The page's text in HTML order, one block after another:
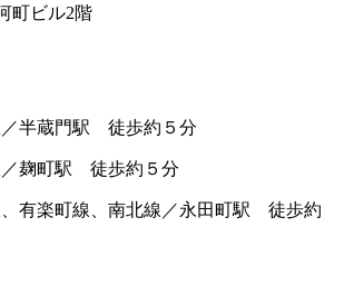
町ビル2階
／半蔵門駅 徒歩約５分
／麹町駅 徒歩約５分
、有楽町線、南北線／永田町駅 徒歩約